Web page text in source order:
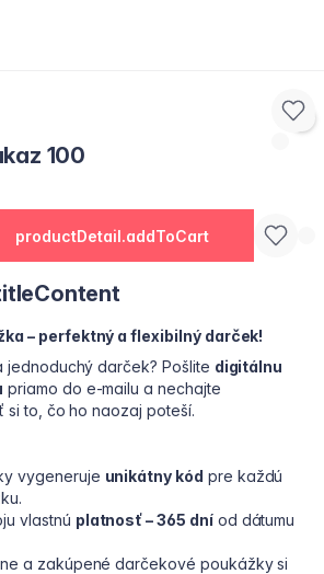
100
productDetail.addToCart
– perfektný a flexibilný darček!
jednoduchý darček? Pošlite digitálnu
priamo do e-mailu a nechajte
to, čo ho naozaj poteší.
vygeneruje unikátny kód pre každú
vlastnú platnosť – 365 dníod dátumu
a zakúpené darčekové poukážky si